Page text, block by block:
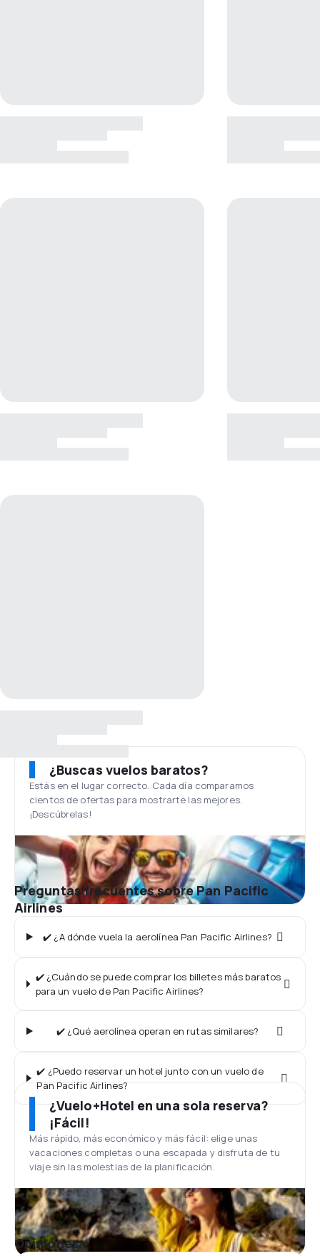
¿Buscas vuelos baratos?
Estás en el lugar correcto. Cada día comparamos
cientos de ofertas para mostrarte las mejores.
¡Descúbrelas!
Preguntas frecuentes sobre Pan Pacific
Airlines
✔️ ¿A dónde vuela la aerolínea Pan Pacific Airlines?
✔️ ¿Cuándo se puede comprar los billetes más baratos
para un vuelo de Pan Pacific Airlines?
✔️ ¿Qué aerolínea operan en rutas similares?
✔️ ¿Puedo reservar un hotel junto con un vuelo de
Pan Pacific Airlines?
¿Vuelo+Hotel en una sola reserva?
¡Fácil!
Más rápido, más económico y más fácil: elige unas
vacaciones completas o una escapada y disfruta de tu
viaje sin las molestias de la planificación.
Opiniones